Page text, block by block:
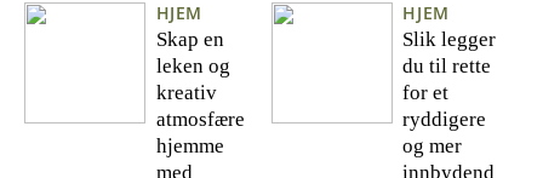
HJEM
Skap en
leken og
kreativ
atmosfære
hjemme
med
HJEM
Slik legger
du til rette
for et
ryddigere
og mer
innbydend